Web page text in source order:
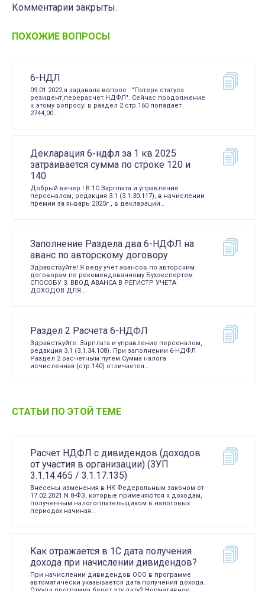
Комментарии закрыты.
ПОХОЖИЕ ВОПРОСЫ
6-НДЛ
09.01.2022 я задавала вопрос : "Потеря статуса
резидент,перерасчет НДФЛ". Сейчас продолжение
к этому вопросу: в раздел 2 стр.160 попадает
2744,00…
Декларация 6-ндфл за 1 кв 2025
затраивается сумма по строке 120 и
140
Добрый вечер ! В 1С Зарплата и управление
персоналом, редакция 3.1 (3.1.30.117), в начислении
премии за январь 2025г., в декларации…
Заполнение Раздела два 6-НДФЛ на
аванс по авторскому договору
Здравствуйте! Я веду учет авансов по авторским
договорам по рекомендованному Бухэкспертом
СПОСОБУ 3. ВВОД АВАНСА В РЕГИСТР УЧЕТА
ДОХОДОВ ДЛЯ…
Раздел 2 Расчета 6-НДФЛ
Здравствуйте. Зарплата и управление персоналом,
редакция 3.1 (3.1.34.108). При заполнении 6-НДФЛ
Раздел 2 расчетным путем Сумма налога
исчисленная (стр.140) отличается…
СТАТЬИ ПО ЭТОЙ ТЕМЕ
Расчет НДФЛ с дивидендов (доходов
от участия в организации) (ЗУП
3.1.14.465 / 3.1.17.135)
Внесены изменения в НК Федеральным законом от
17.02.2021 N 8-ФЗ, которые применяются к доходам,
полученным налогоплательщиком в налоговых
периодах начиная…
Как отражается в 1С дата получения
дохода при начислении дивидендов?
При начислении дивидендов ООО в программе
автоматически указывается дата получения дохода.